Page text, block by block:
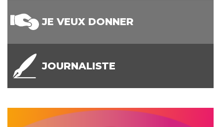
JE VEUX DONNER
JOURNALISTE